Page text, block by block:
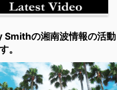
の湘南波情報の活動
。